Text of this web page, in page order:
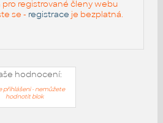
pro registrované členy webu
se - registrace je bezplatná.
hodnocení:
přihlášeni - nemůžete
hodnotit blok